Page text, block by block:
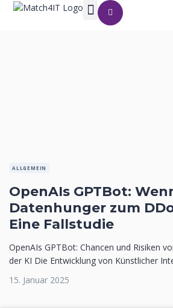
ALLGEMEIN
OpenAIs GPTBot:
Datenhunger zum
Eine Fallstudie
OpenAIs GPTBot: Chancen und Risiken
der KI Die Entwicklung von Künstlicher
15. Januar 2025